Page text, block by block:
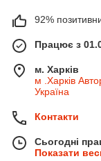
92%
Працює з
м. Харків
м .Харків
Україна
Контакти
Сьогодні
Показати